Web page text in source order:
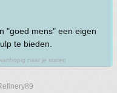
"goed mens" een eigen
te bieden.
naar je staren